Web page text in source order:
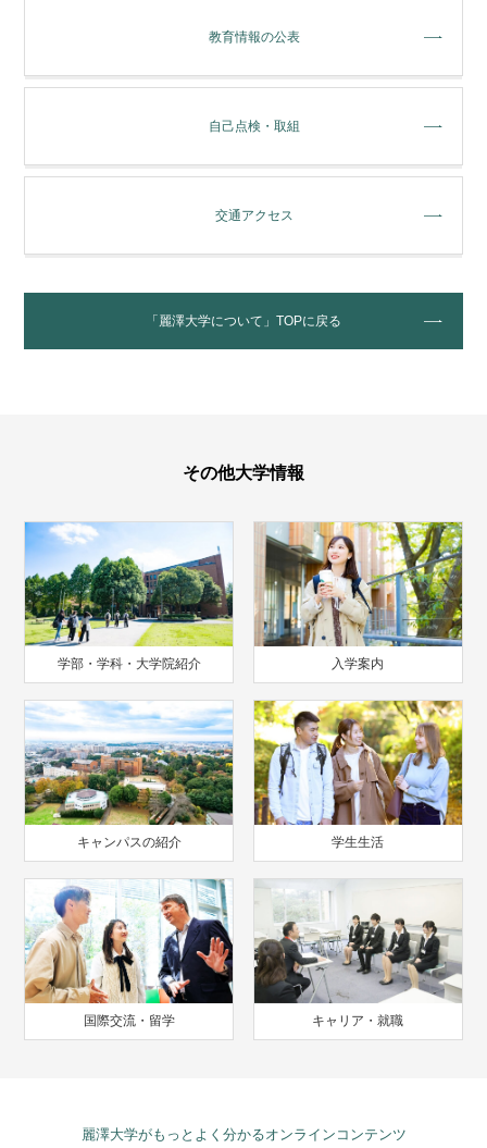
教育情報の公表
自己点検・取組
交通アクセス
「麗澤大学について」TOPに戻る
その他大学情報
学部・学科・大学院紹介 入学案内
キャンパスの紹介 学生生活
国際交流・留学 キャリア・就職
麗澤大学がもっとよく分かるオンラインコンテンツ